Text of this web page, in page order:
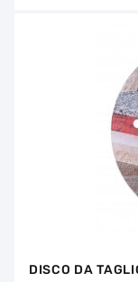
DISCO DA